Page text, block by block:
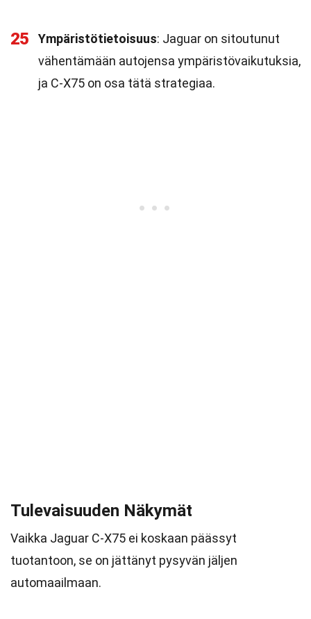
25 Ympäristötietoisuus: Jaguar on sitoutunut
vähentämään autojensa ympäristövaikutuksia,
ja C-X75 on osa tätä strategiaa.
Tulevaisuuden Näkymät
Vaikka Jaguar C-X75 ei koskaan päässyt
tuotantoon, se on jättänyt pysyvän jäljen
automaailmaan.